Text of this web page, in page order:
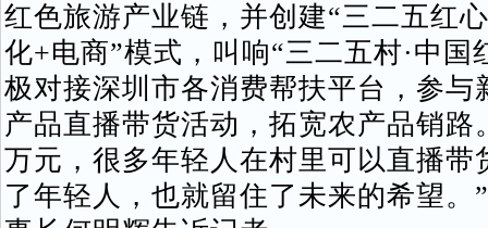
红色旅游产业链，并创建“三二五红
化+电商”模式，叫响“三二五村·中
极对接深圳市各消费帮扶平台，参
产品直播带货活动，拓宽农产品销路
万元，很多年轻人在村里可以直播
了年轻人，也就留住了未来的希望